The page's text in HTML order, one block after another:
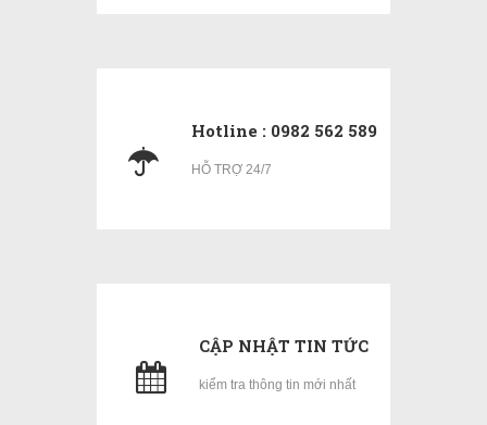
Hotline : 0982 562 589
HỖ TRỢ 24/7
CẬP NHẬT TIN TỨC
kiểm tra thông tin mới nhất